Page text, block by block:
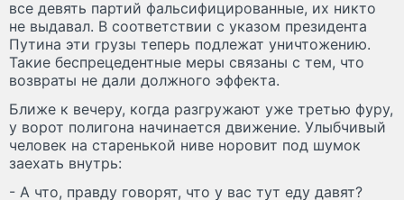
все девять партий фальсифицированные, их никто
не выдавал. В соответствии с указом президента
Путина эти грузы теперь подлежат уничтожению.
Такие беспрецедентные меры связаны с тем, что
возвраты не дали должного эффекта.
Ближе к вечеру, когда разгружают уже третью фуру,
у ворот полигона начинается движение. Улыбчивый
человек на старенькой ниве норовит под шумок
заехать внутрь:
- А что, правду говорят, что у вас тут еду давят?